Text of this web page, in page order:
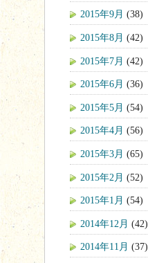
2015年9月 (38)
2015年8月 (42)
2015年7月 (42)
2015年6月 (36)
2015年5月 (54)
2015年4月 (56)
2015年3月 (65)
2015年2月 (52)
2015年1月 (54)
2014年12月 (42)
2014年11月 (37)